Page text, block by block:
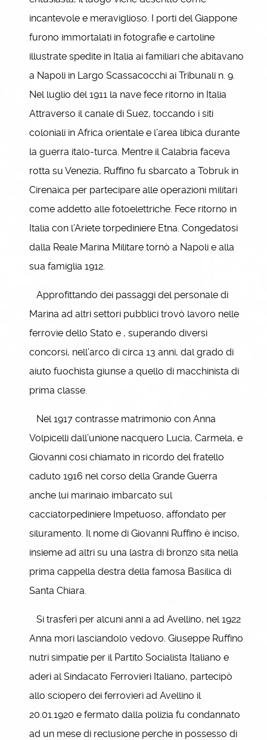
incantevole e meraviglioso. I porti del Giappone
furono immortalati in fotografie e cartoline
illustrate spedite in Italia ai familiari che abitavano
a Napoli in Largo Scassacocchi ai Tribunali n. 9.
Nel luglio del 1911 la nave fece ritorno in Italia
Attraverso il canale di Suez, toccando i siti
coloniali in Africa orientale e l’area libica durante
la guerra italo-turca. Mentre il Calabria faceva
rotta su Venezia, Ruffino fu sbarcato a Tobruk in
Cirenaica per partecipare alle operazioni militari
come addetto alle fotoelettriche. Fece ritorno in
Italia con l’Ariete torpediniere Etna. Congedatosi
dalla Reale Marina Militare tornò a Napoli e alla
sua famiglia 1912.
Approfittando dei passaggi del personale di
Marina ad altri settori pubblici trovò lavoro nelle
ferrovie dello Stato e , superando diversi
concorsi, nell’arco di circa 13 anni, dal grado di
aiuto fuochista giunse a quello di macchinista di
prima classe.
Nel 1917 contrasse matrimonio con Anna
Volpicelli dall’unione nacquero Lucia, Carmela, e
Giovanni cosi chiamato in ricordo del fratello
caduto 1916 nel corso della Grande Guerra
anche lui marinaio imbarcato sul
cacciatorpediniere Impetuoso, affondato per
siluramento. Il nome di Giovanni Ruffino è inciso,
insieme ad altri su una lastra di bronzo sita nella
prima cappella destra della famosa Basilica di
Santa Chiara.
Si trasferì per alcuni anni a ad Avellino, nel 1922
Anna mori lasciandolo vedovo. Giuseppe Ruffino
nutri simpatie per il Partito Socialista Italiano e
aderì al Sindacato Ferrovieri Italiano, partecipò
allo sciopero dei ferrovieri ad Avellino il
20.01.1920 e fermato dalla polizia fu condannato
ad un mese di reclusione perche in possesso di